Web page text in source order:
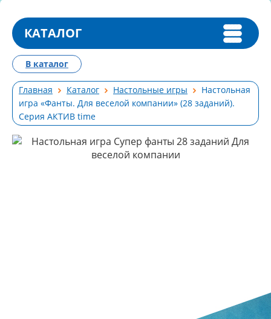
КАТАЛОГ
Главная Каталог Настольные игры
Настольная
игра «Фанты. Для веселой компании» (28 заданий).
Серия АКТИВ time
В каталог